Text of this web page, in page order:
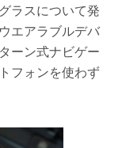
ラスについて発
エアラブルデバ
ーン式ナビゲー
フォンを使わず